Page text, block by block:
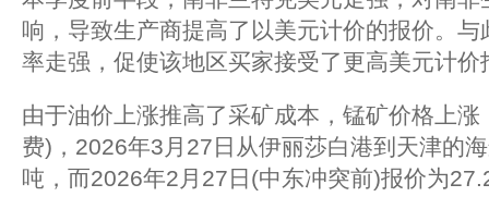
响，导致生产商提高了以美元计价的报价。
率走强，促使该地区买家接受了更高美元计价
由于油价上涨推高了采矿成本，锰矿价格上
费)，2026年3月27日从伊丽莎白港到天津的
吨，而2026年2月27日(中东冲突前)报价为